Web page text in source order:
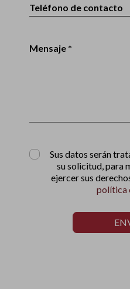
Teléfono de contacto
Mensaje *
Sus datos serán
su solicitud, para
ejercer sus
política